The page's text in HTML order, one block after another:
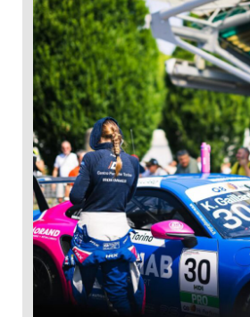
News
Races
Team
Contact